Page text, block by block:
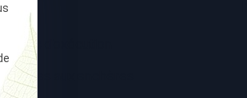
Voies d'exécution
Ventes aux enchères